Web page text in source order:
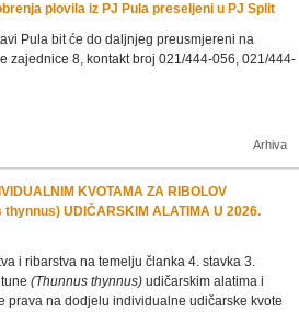
plovila iz PJ Pula preseljeni u PJ Split
Pula bit će do daljnjeg preusmjereni na
zajednice 8, kontakt broj 021/444-056, 021/444-
Arhiva
KVOTAMA ZA RIBOLOV
thynnus) UDIČARSKIM ALATIMA U 2026.
i ribarstva na temelju članka 4. stavka 3.
(Thunnus thynnus) udičarskim alatima i
prava na dodjelu individualne udičarske kvote